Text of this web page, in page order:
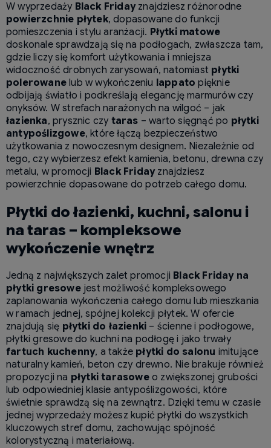
W wyprzedaży Black Fridayznajdziesz różnorodne
powierzchnie płytek, dopasowane do funkcji
pomieszczenia i stylu aranżacji. Płytki matowe
doskonale sprawdzają się na podłogach, zwłaszcza tam,
gdzie liczy się komfort użytkowania i mniejsza
widoczność drobnych zarysowań, natomiast płytki
polerowane lub w wykończeniu lappato pięknie
odbijają światło i podkreślają elegancję marmurów czy
onyksów. W strefach narażonych na wilgoć – jak
łazienka, prysznic czy taras – warto sięgnąć po płytki
antypoślizgowe, które łączą bezpieczeństwo
użytkowania z nowoczesnym designem. Niezależnie od
tego, czy wybierzesz efekt kamienia, betonu, drewna czy
metalu, w promocji Black Fridayznajdziesz
powierzchnie dopasowane do potrzeb całego domu.
Płytki do łazienki, kuchni, salonu i
na taras – kompleksowe
wykończenie wnętrz
Jedną z największych zalet promocji Black Friday na
płytki gresowejest możliwość kompleksowego
zaplanowania wykończenia całego domu lub mieszkania
w ramach jednej, spójnej kolekcji płytek. W ofercie
znajdują się płytki do łazienki – ścienne i podłogowe,
płytki gresowe do kuchni na podłogę i jako trwały
fartuch kuchenny, a także płytki do salonu imitujące
naturalny kamień, beton czy drewno. Nie brakuje również
propozycji na płytki tarasoweo zwiększonej grubości
lub odpowiedniej klasie antypoślizgowości, które
świetnie sprawdzą się na zewnątrz. Dzięki temu w czasie
jednej wyprzedaży możesz kupić płytki do wszystkich
kluczowych stref domu, zachowując spójność
kolorystyczną i materiałową.